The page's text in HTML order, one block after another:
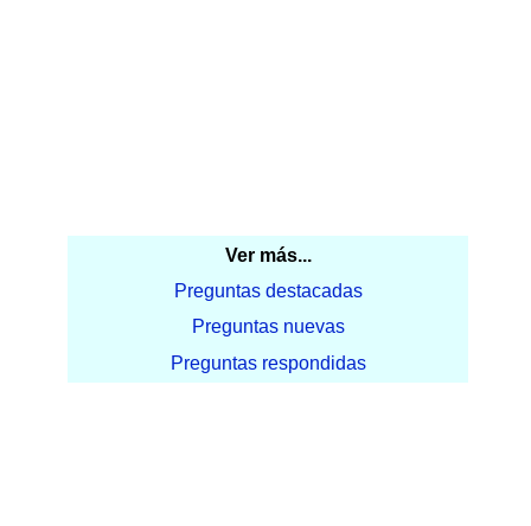
Ver más...
Preguntas destacadas
Preguntas nuevas
Preguntas respondidas